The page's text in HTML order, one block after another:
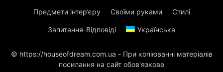
Предмети інтер’єру Своїми руками Стилі
Запитання-Відповіді Українська
© https://houseofdream.com.ua - При копіюванні матеріалів
посилання на сайт обов'язкове